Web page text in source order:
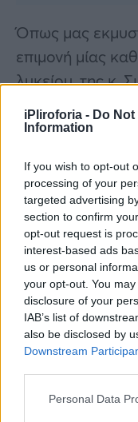
iPliroforia - Do
Information
If you wish to opt-out
processing of your
targeted advertising
section to confirm
opt-out request is
interest-based ads
us or personal
your opt-out. You
disclosure of your
IAB’s list of
also be disclosed by
Downstream
Personal Data
Όπως μας
επιμονή μίας
λυκείου, της κ,
οδήγησε να
συγκεκριμένο
Δήμητρα
αλήθεια»
Τζεφ